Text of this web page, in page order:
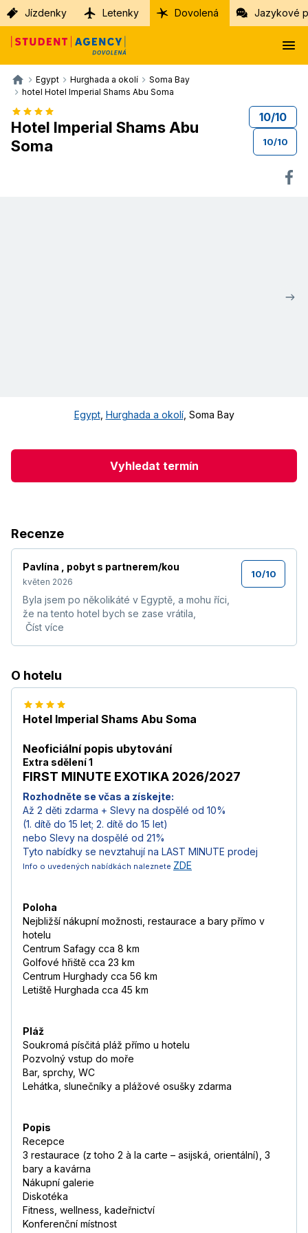
Jízdenky Letenky Dovolená Jazykové
Egypt Hurghada a okolí
Soma Bay
hotel Hotel Imperial Shams Abu Soma
Hotel Imperial Shams Abu
Soma
10/10
10/10
Egypt, Hurghada a okolí, Soma Bay
Vyhledat termín
Recenze
Pavlína pobyt s partnerem/kou
květen 2026
Byla jsem po několikáté v Egyptě, a mohu říci,
že na tento hotel bych se zase vrátila,
Číst více
10/10
O hotelu
Hotel Imperial Shams Abu Soma
Neoficiální popis ubytování
Extra sdělení 1
FIRST MINUTE EXOTIKA 2026/2027
Rozhodněte se včas a získejte:
Až 2 děti zdarma + Slevy na dospělé od 10%
(1. dítě do 15 let; 2. dítě do 15 let)
nebo Slevy na dospělé od 21%
Tyto nabídky se nevztahují na LAST MINUTE prodej
Info o uvedených nabídkách naleznete ZDE
Poloha
Nejbližší nákupní možnosti, restaurace a bary přímo v
hotelu
Centrum Safagy cca 8 km
Golfové hřiště cca 23 km
Centrum Hurghady cca 56 km
Letiště Hurghada cca 45 km
Pláž
Soukromá písčitá pláž přímo u hotelu
Pozvolný vstup do moře
Bar, sprchy, WC
Lehátka, slunečníky a plážové osušky zdarma
Popis
Recepce
3 restaurace (z toho 2 à la carte – asijská, orientální), 3
bary a kavárna
Nákupní galerie
Diskotéka
Fitness, wellness, kadeřnictví
Konferenční místnost